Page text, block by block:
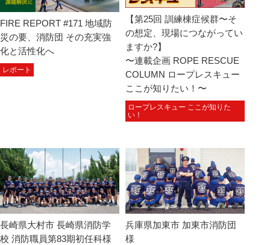
FIRE REPORT #171 地域防
災の要、消防団 その充実強
化と活性化へ
レポート
【第25回 訓練棟症候群〜そ
の想定、現場につながってい
ますか?】
〜連載企画 ROPE RESCUE
COLUMN ロープレスキュー
ここが知りたい！〜
ロープレスキュー ここが知りた
い！
長崎県大村市 長崎県消防学
校 消防職員第83期初任科様
兵庫県加東市 加東市消防団
様